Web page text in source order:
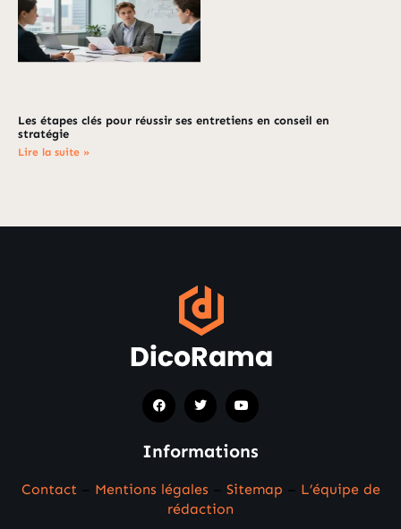
Les étapes clés pour réussir ses entretiens en conseil en
stratégie
Lire la suite »
Informations
Contact Mentions légales Sitemap
L’équipe de
rédaction